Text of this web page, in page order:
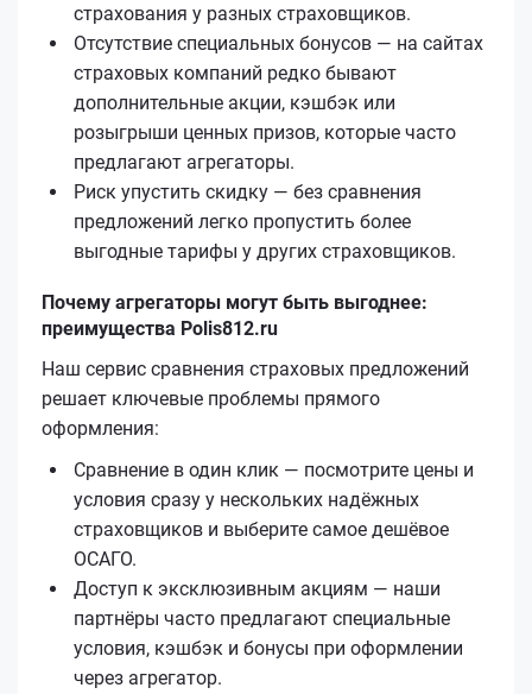
страхования у разных страховщиков.
Отсутствие специальных бонусов — на сайтах
страховых компаний редко бывают
дополнительные акции, кэшбэк или
розыгрыши ценных призов, которые часто
предлагают агрегаторы.
Риск упустить скидку — без сравнения
предложений легко пропустить более
выгодные тарифы у других страховщиков.
Почему агрегаторы могут быть выгоднее:
преимущества Polis812.ru
Наш сервис сравнения страховых предложений
решает ключевые проблемы прямого
оформления:
Сравнение в один клик — посмотрите цены и
условия сразу у нескольких надёжных
страховщиков и выберите самое дешёвое
ОСАГО.
Доступ к эксклюзивным акциям — наши
партнёры часто предлагают специальные
условия, кэшбэк и бонусы при оформлении
через агрегатор.